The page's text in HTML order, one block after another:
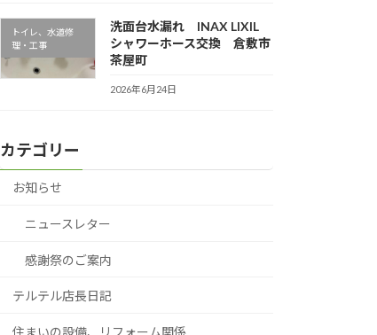
トイレ、水道修
理・工事
洗面台水漏れ INAX LIXIL
シャワーホース交換 倉敷市
茶屋町
2026年6月24日
カテゴリー
お知らせ
ニュースレター
感謝祭のご案内
テルテル店長日記
住まいの設備、リフォーム関係